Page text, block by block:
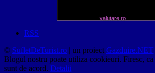
valutare.ro
RSS
© SufletDeTurist.ro | un proiect Gazduire.NET
Blogul nostru poate utiliza cookieuri. Firesc, ca
sunt de acord. Detalii